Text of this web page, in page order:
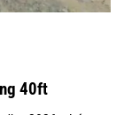
40ft